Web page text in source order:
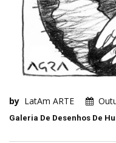
by LatAm ARTE
Galeria De Desenhos De